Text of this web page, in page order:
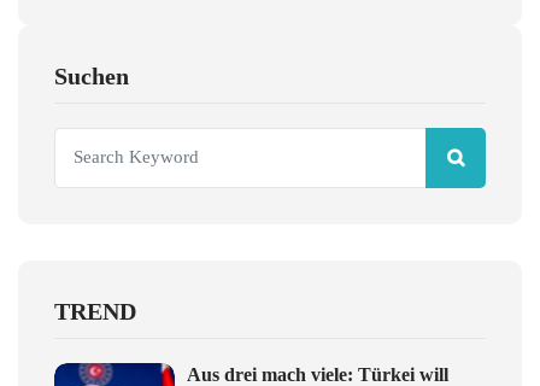
Suchen
TREND
Aus drei mach viele: Türkei will